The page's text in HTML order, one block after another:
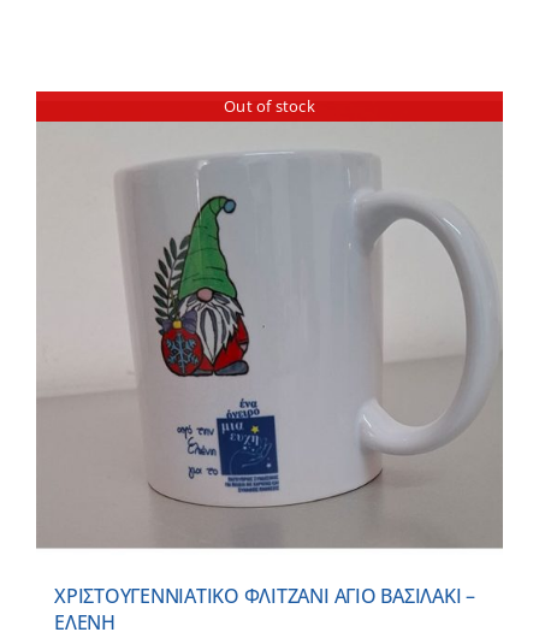
Out of stock
ΧΡΙΣΤΟΥΓΕΝΝΙΑΤΙΚΟ ΦΛΙΤΖΑΝΙ ΑΓΙΟ ΒΑΣΙΛΑΚΙ –
ΕΛΕΝΗ